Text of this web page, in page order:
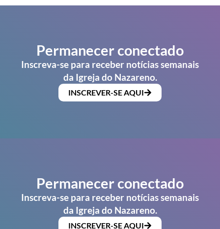
Permanecer conectado
Inscreva-se para receber notícias semanais
da Igreja do Nazareno.
INSCREVER-SE AQUI
Permanecer conectado
Inscreva-se para receber notícias semanais
da Igreja do Nazareno.
INSCREVER-SE AQUI